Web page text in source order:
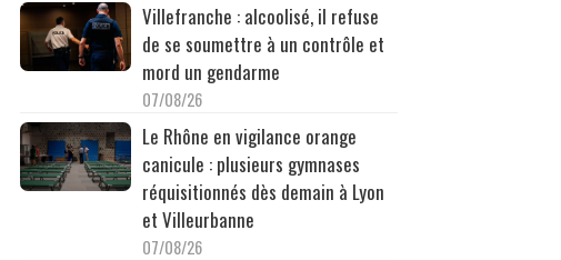
Villefranche : alcoolisé, il refuse
de se soumettre à un contrôle et
mord un gendarme
07/08/26
Le Rhône en vigilance orange
canicule : plusieurs gymnases
réquisitionnés dès demain à Lyon
et Villeurbanne
07/08/26